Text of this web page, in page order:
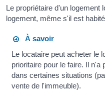
Le propriétaire d'un logement
logement, même s'il est
À savoir
Le locataire peut acheter le
prioritaire pour le faire. Il n'a
dans certaines situations
vente de l'immeuble).